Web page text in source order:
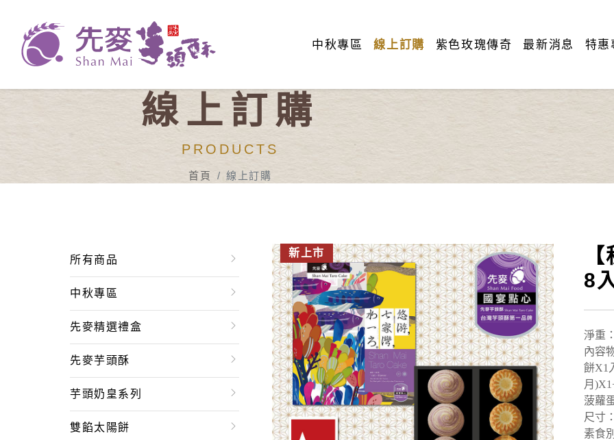
中秋專區 線上訂購 紫色玫瑰傳奇 最新消息 特惠
線上訂購
PRODUCTS
首頁 線上訂購
所有商品
中秋專區
先麥精選禮盒
先麥芋頭酥
芋頭奶皇系列
雙餡太陽餅
新上市 新上市
8
淨重
內容
餅X1
月
菠蘿
尺寸：
素食